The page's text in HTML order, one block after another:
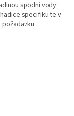
spodní vody.
specifikujte v